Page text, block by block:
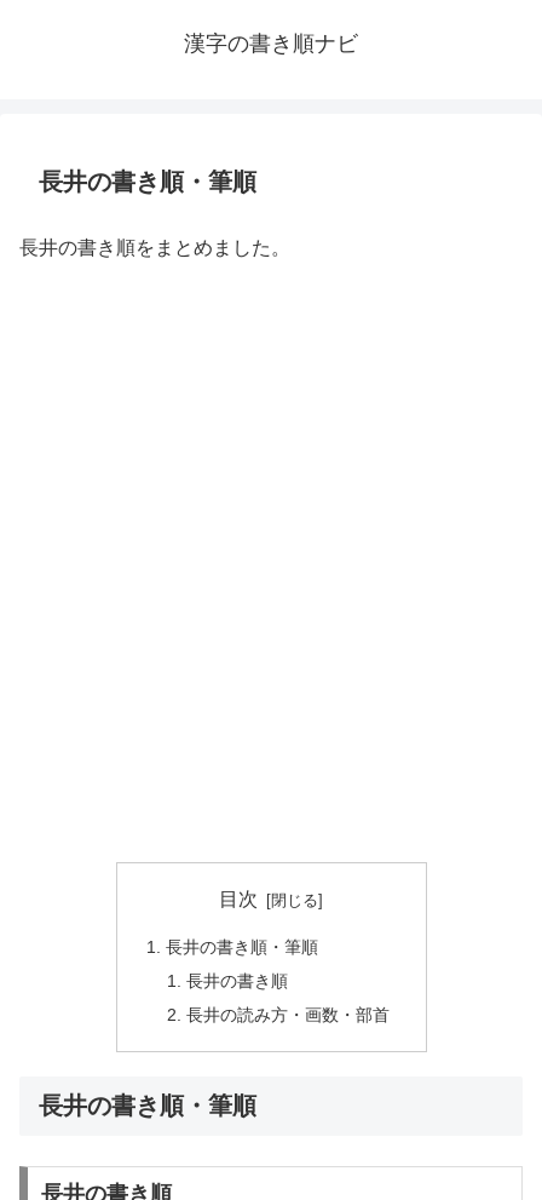
漢字の書き順ナビ
長井の書き順・筆順
長井の書き順をまとめました。
目次
長井の書き順・筆順
長井の書き順
長井の読み方・画数・部首
長井の書き順・筆順
長井の書き順